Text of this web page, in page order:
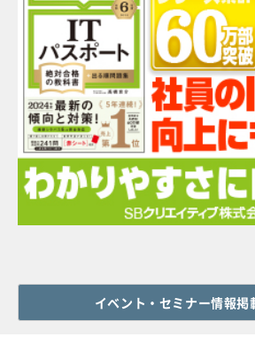
イベント・セミナー情報